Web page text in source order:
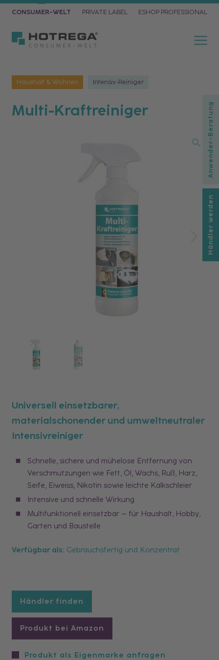
CONSUMER-WELT PRIVATE LABEL ESHOP PROFESSIONAL
Haushalt & Wohnen Intensiv-Reiniger
Multi-Kraftreiniger
Universell einsetzbarer,
materialschonender und umweltneutraler
Intensivreiniger
Schnelle, sichere und mühelose Entfernung von
Verschmutzungen wie Fett, Öl, Wachs, Ruß, Harz,
Seife, Eiweiss, Nikotin sowie leichte Kalkschleier
Intensive und schnelle Wirkung
Multifunktionell einsetzbar – für Haushalt, Hobby,
Garten und Baustelle
Verfügbar als: Gebrauchsfertig und Konzentrat
Händler finden
Produkt bei Amazon
Produkt als Eigenmarke anfragen
Händler werden
Anwender-Beratung